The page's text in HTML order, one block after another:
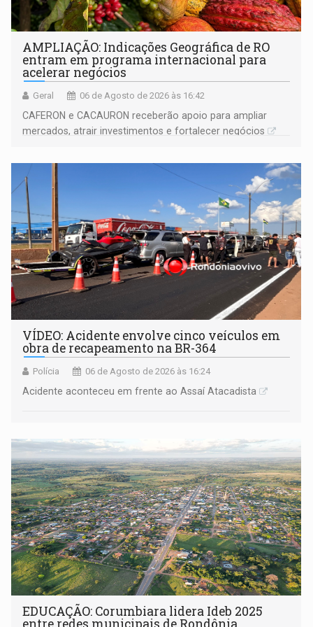
AMPLIAÇÃO: Indicações Geográfica de RO
entram em programa internacional para
acelerar negócios
Geral 06 de Agosto de 2026 às 16:42
CAFERON e CACAURON receberão apoio para ampliar
mercados, atrair investimentos e fortalecer negócios
VÍDEO: Acidente envolve cinco veículos em
obra de recapeamento na BR-364
Polícia 06 de Agosto de 2026 às 16:24
Acidente aconteceu em frente ao Assaí Atacadista
EDUCAÇÃO: Corumbiara lidera Ideb 2025